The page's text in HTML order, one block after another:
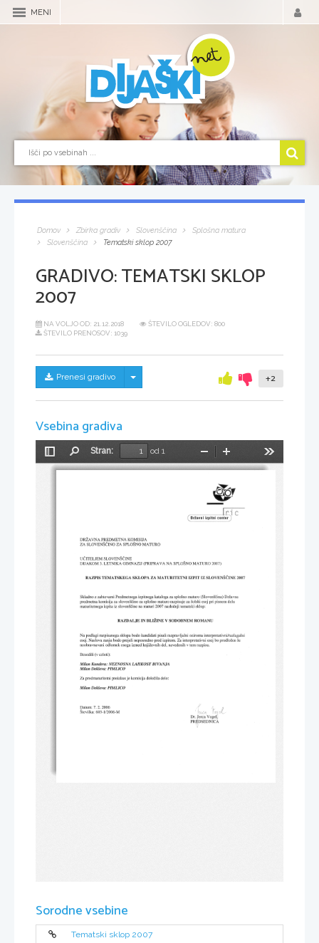
MENI
Domov Zbirka gradiv Slovenščina
Splošna matura
Slovenščina
Tematski sklop 2007
GRADIVO:TEMATSKI SKLOP
2007
NA VOLJO OD: 21.12.2018
ŠTEVILO OGLEDOV: 800
ŠTEVILO PRENOSOV: 1039
Prenesi gradivo Skrij/prikaži meni +2
Vsebina gradiva
Preklopi
stransko
Stran:
od 1
Pomanjšaj
Sorodne vsebine
Tematski sklop 2007